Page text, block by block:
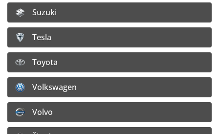
Suzuki
Tesla
Toyota
Volkswagen
Volvo
126,38€
Doprava: 4,– €/ ks
Detail disku
8x18 5x114,3 ET35
Dostupnosť:Nie je skladom